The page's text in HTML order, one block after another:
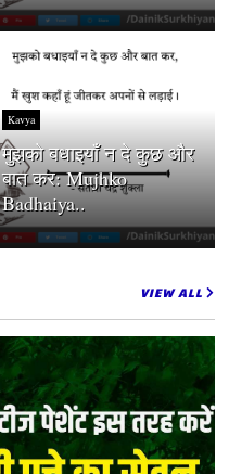
Kavya
मुझको बधाइयाँ न दे कुछ और
बात कर: Mujhko
Badhaiya..
VIEW ALL